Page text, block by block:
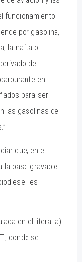
funcionamiento
por gasolina,
la nafta o
del
en
para ser
las gasolinas del
que, en el
la base gravable
es
en el literal a)
donde se